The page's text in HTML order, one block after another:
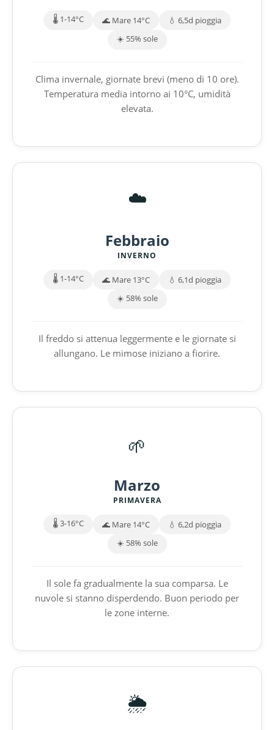
🌡️ 1-14°C 🌊 Mare 14°C
💧 6,5d pioggia
☀️ 55% sole
Clima invernale, giornate brevi (meno di 10 ore).
Temperatura media intorno ai 10°C, umidità
elevata.
☁️
Febbraio
INVERNO
🌡️ 1-14°C 🌊 Mare 13°C
💧 6,1d pioggia
☀️ 58% sole
Il freddo si attenua leggermente e le giornate si
allungano. Le mimose iniziano a fiorire.
🌱
Marzo
PRIMAVERA
🌡️ 3-16°C 🌊 Mare 14°C
💧 6,2d pioggia
☀️ 58% sole
Il sole fa gradualmente la sua comparsa. Le
nuvole si stanno disperdendo. Buon periodo per
le zone interne.
🌦️